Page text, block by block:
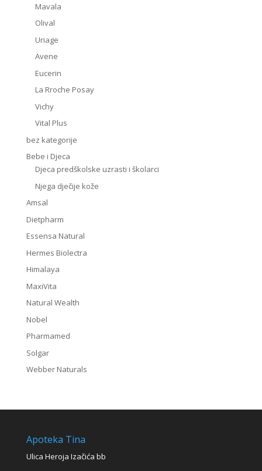
Mavala
Olival
Uriage
Avene
Eucerin
La Rroche Posay
Vichy
Vital Plus
bez kategorije
Bebe i Djeca
Djeca predškolske uzrasti i školarci
Njega dječije kože
Amsal
Dietpharm
Essensa Natural
Hermes Biolectra
Himalaya
MaxiVita
Natural Wealth
Nobel
Pharmamed
Solgar
Webber Naturals
Apoteka Tina
Ulica Heroja Izačića bb